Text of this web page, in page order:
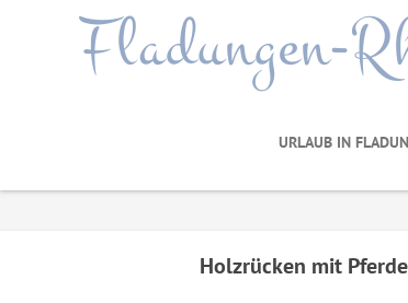
Fladungen-
URLAUB IN
Holzrücken mit